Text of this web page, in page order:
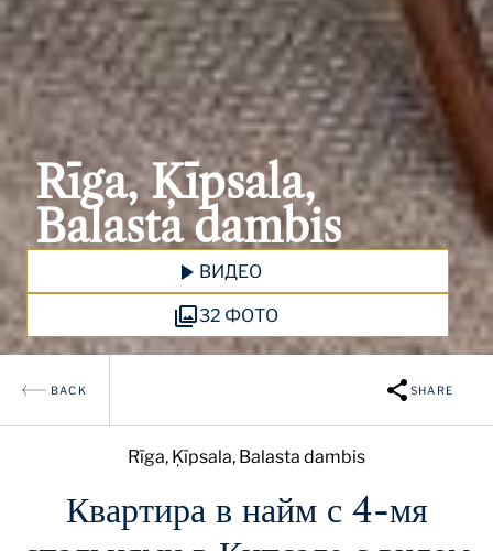
Rīga, Ķīpsala,
Balasta dambis
ВИДЕО
32 ФОТО
BACK SHARE
Rīga, Ķīpsala, Balasta dambis
Квартира в найм с 4-мя